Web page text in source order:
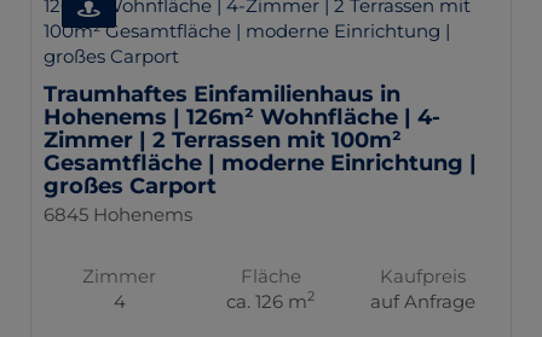
Traumhaftes Einfamilienhaus in
Hohenems | 126m² Wohnfläche | 4-
Zimmer | 2 Terrassen mit 100m²
Gesamtfläche | moderne Einrichtung |
großes Carport
6845 Hohenems
Zimmer
4
Fläche
ca. 126 m2
Kaufpreis
auf Anfrage